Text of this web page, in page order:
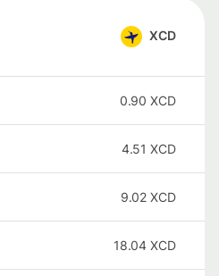
XCD
0.90 XCD
4.51 XCD
9.02 XCD
18.04 XCD